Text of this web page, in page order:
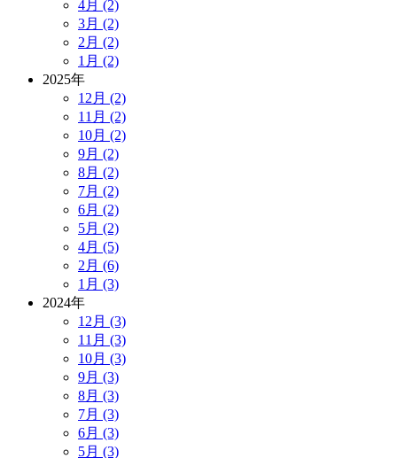
4月 (2)
3月 (2)
2月 (2)
1月 (2)
2025年
12月 (2)
11月 (2)
10月 (2)
9月 (2)
8月 (2)
7月 (2)
6月 (2)
5月 (2)
4月 (5)
2月 (6)
1月 (3)
2024年
12月 (3)
11月 (3)
10月 (3)
9月 (3)
8月 (3)
7月 (3)
6月 (3)
5月 (3)